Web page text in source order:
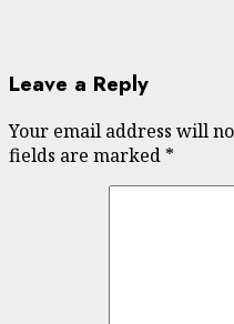
Leave a Reply
Your email address will
fields are marked *